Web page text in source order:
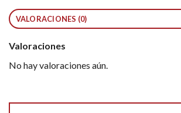
VALORACIONES (0)
Valoraciones
No hay valoraciones aún.